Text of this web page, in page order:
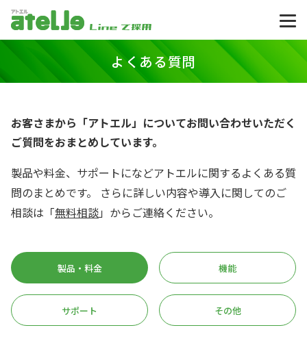
よくある質問
お客さまから「アトエル」についてお問い合わせいただく
ご質問をおまとめしています。
製品や料金、サポートになどアトエルに関するよくある質
問のまとめです。
さらに詳しい内容や導入に関してのご
相談は「無料相談」からご連絡ください。
製品・料金 機能
サポート その他